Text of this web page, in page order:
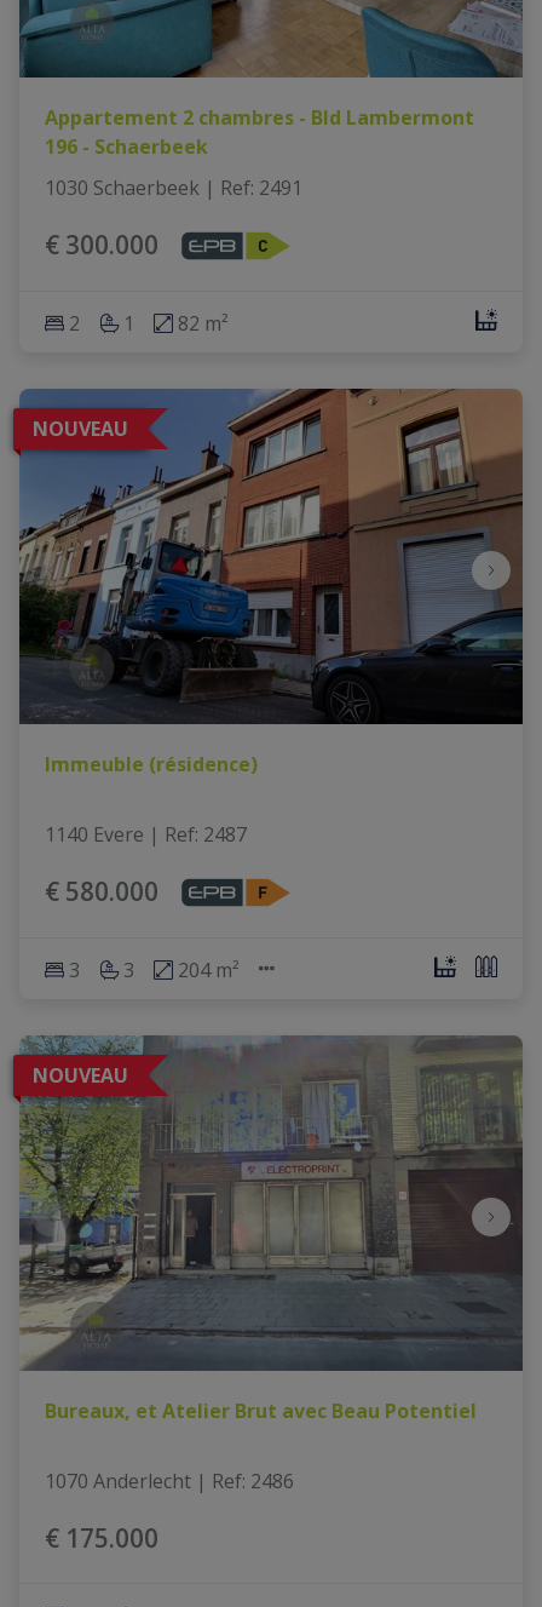
Appartement 2 chambres - Bld Lambermont
196 - Schaerbeek
1030 Schaerbeek | Ref: 2491
€ 300.000
2 1 82 m²
NOUVEAU
Immeuble (résidence)
1140 Evere | Ref: 2487
€ 580.000
3 3 204 m²
NOUVEAU
Bureaux, et Atelier Brut avec Beau Potentiel
1070 Anderlecht | Ref: 2486
€ 175.000